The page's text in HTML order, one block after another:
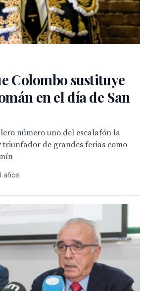
Colombo sustituye
en el día de San
número uno del escalafón la
triunfador de grandes ferias como
años